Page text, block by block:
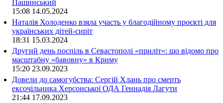
Пашинський
15:08 14.05.2024
Наталія Холоденко взяла участь у благодійному проєкті для
українських дітей-сиріт
18:31 15.03.2024
Другий день поспіль в Севастополі «приліт»: що відомо про
масштабну «бавовну» в Криму
15:20 23.09.2023
Довели до самогубства: Сергій Хлань про смерть
ексочільника Херсонської ОДА Геннадія Лагути
21:44 17.09.2023